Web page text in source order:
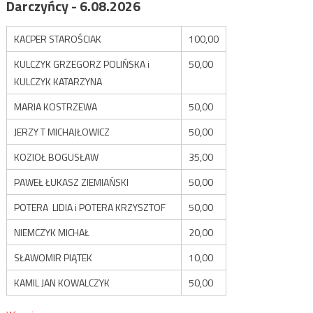
Darczyńcy - 6.08.2026
KACPER STAROŚCIAK
100,00
KULCZYK GRZEGORZ POLIŃSKA i
KULCZYK KATARZYNA
50,00
MARIA KOSTRZEWA
50,00
JERZY T MICHAJŁOWICZ
50,00
KOZIOŁ BOGUSŁAW
35,00
PAWEŁ ŁUKASZ ZIEMIAŃSKI
50,00
POTERA LIDIA i POTERA KRZYSZTOF
50,00
NIEMCZYK MICHAŁ
20,00
SŁAWOMIR PIĄTEK
10,00
KAMIL JAN KOWALCZYK
50,00